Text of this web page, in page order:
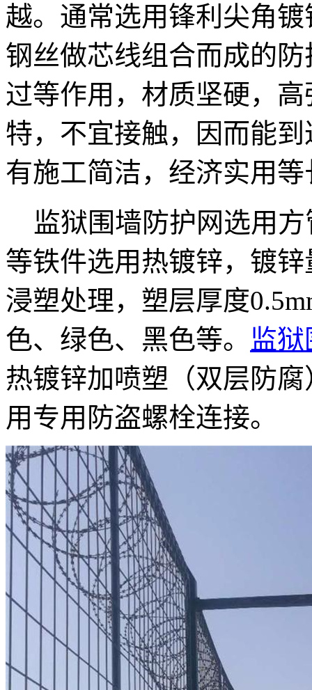
越。通常选用锋利尖角
钢丝做芯线组合而成的
过等作用，材质坚硬，
特，不宜接触，因而能
有施工简洁，经济实用等
监狱围墙防护网选用方
等铁件选用热镀锌，镀
浸塑处理，塑层厚度
色、绿色、黑色等。 监
热镀锌加喷塑（双层防
用专用防盗螺栓连接。